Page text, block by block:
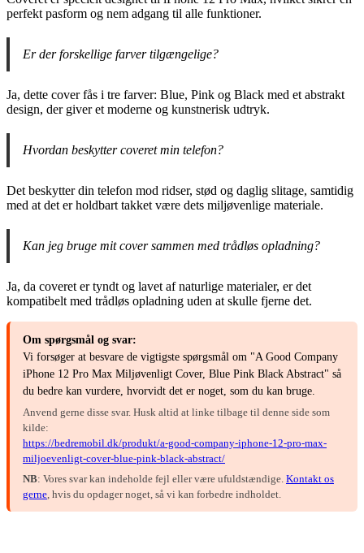
perfekt pasform og nem adgang til alle funktioner.
Er der forskellige farver tilgængelige?
Ja, dette cover fås i tre farver: Blue, Pink og Black med et abstrakt
design, der giver et moderne og kunstnerisk udtryk.
Hvordan beskytter coveret min telefon?
Det beskytter din telefon mod ridser, stød og daglig slitage, samtidig
med at det er holdbart takket være dets miljøvenlige materiale.
Kan jeg bruge mit cover sammen med trådløs opladning?
Ja, da coveret er tyndt og lavet af naturlige materialer, er det
kompatibelt med trådløs opladning uden at skulle fjerne det.
Om spørgsmål og svar:
Vi forsøger at besvare de vigtigste spørgsmål om "A Good Company
iPhone 12 Pro Max Miljøvenligt Cover, Blue Pink Black Abstract" så
du bedre kan vurdere, hvorvidt det er noget, som du kan bruge.
Anvend gerne disse svar. Husk altid at linke tilbage til denne side som
kilde:
https://bedremobil.dk/produkt/a-good-company-iphone-12-pro-max-
miljoevenligt-cover-blue-pink-black-abstract/
NB: Vores svar kan indeholde fejl eller være ufuldstændige. Kontakt os
gerne , hvis du opdager noget, så vi kan forbedre indholdet.